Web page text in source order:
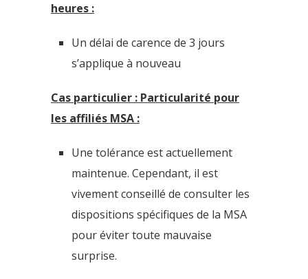
heures :
Un délai de carence de 3 jours
s’applique à nouveau
Cas particulier : Particularité pour
les affiliés MSA :
Une tolérance est actuellement
maintenue. Cependant, il est
vivement conseillé de consulter les
dispositions spécifiques de la MSA
pour éviter toute mauvaise
surprise.